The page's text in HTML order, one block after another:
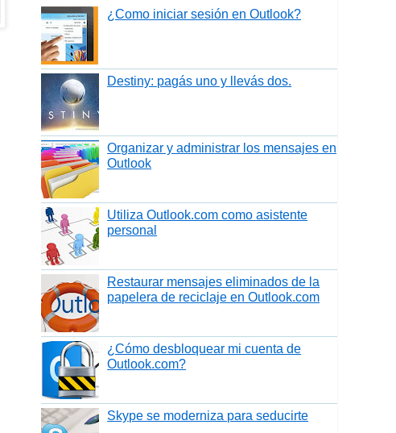
¿Como iniciar sesión en Outlook?
Destiny: pagás uno y llevás dos.
Organizar y administrar los mensajes en
Outlook
Utiliza Outlook.com como asistente
personal
Restaurar mensajes eliminados de la
papelera de reciclaje en Outlook.com
¿Cómo desbloquear mi cuenta de
Outlook.com?
Skype se moderniza para seducirte